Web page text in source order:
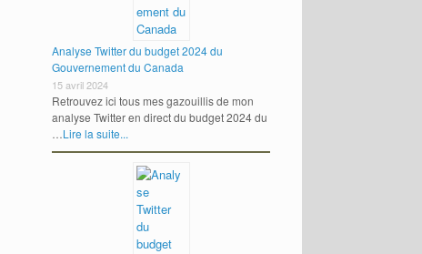
Analyse Twitter du budget 2024 du
Gouvernement du Canada
15 avril 2024
Retrouvez ici tous mes gazouillis de mon
analyse Twitter en direct du budget 2024 du
…Lire la suite...